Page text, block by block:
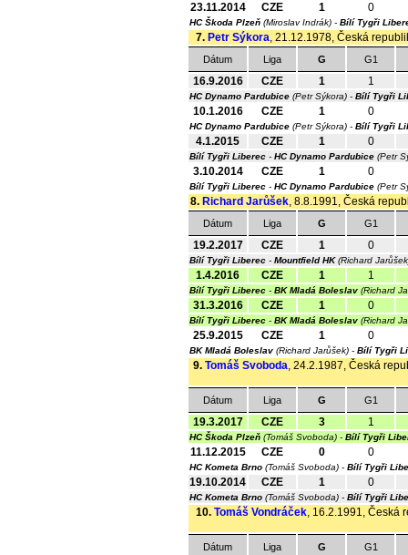
23.11.2014 CZE 1 0
HC Škoda Plzeň (Miroslav Indrák) - Bílí Tygři
7. Petr Sýkora, 21.12.1978, Česká
Dátum Liga G G1
16.9.2016 CZE 1 1
HC Dynamo Pardubice (Petr Sýkora) - Bílí Tygři
10.1.2016 CZE 1 0
HC Dynamo Pardubice (Petr Sýkora) - Bílí Tygři
4.1.2015 CZE 1 0
Bílí Tygři Liberec - HC Dynamo Pardubice (Petr
3.10.2014 CZE 1 0
Bílí Tygři Liberec - HC Dynamo Pardubice (Petr
8. Richard Jarůšek, 8.8.1991, Česká
Dátum Liga G G1
19.2.2017 CZE 1 0
Bílí Tygři Liberec - Mountfield HK(Richard
1.4.2016 CZE 1 1
Bílí Tygři Liberec - BK Mladá Boleslav (Richard
31.3.2016 CZE 1 0
Bílí Tygři Liberec - BK Mladá Boleslav (Richard
25.9.2015 CZE 1 0
BK Mladá Boleslav (Richard Jarůšek) - Bílí Tygři
9. Tomáš Svoboda, 24.2.1987, Česká
Dátum Liga G G1
19.3.2017 CZE 3 1
HC Škoda Plzeň (Tomáš Svoboda) - Bílí Tygři
11.12.2015 CZE 0 0
HC Kometa Brno (Tomáš Svoboda) - Bílí Tygři
19.10.2014 CZE 1 0
HC Kometa Brno (Tomáš Svoboda) - Bílí Tygři
10. Tomáš Vondráček, 16.2.1991, Česká
Dátum Liga G G1